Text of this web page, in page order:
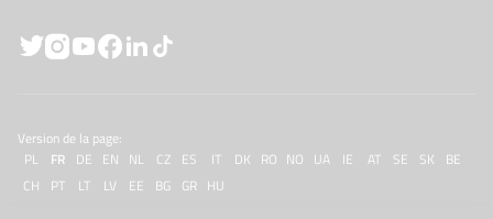
Version de la page:
PL
FR DE EN NL CZ ES IT DK RO NO UA IE AT SE SK
BE
CH
PT LT LV EE BG GR HU